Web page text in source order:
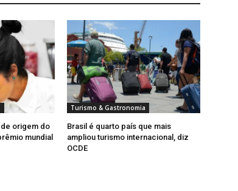
origem do
mundial
Turismo & Gastronomia
Brasil é quarto país que mais
ampliou turismo internacional, diz
OCDE